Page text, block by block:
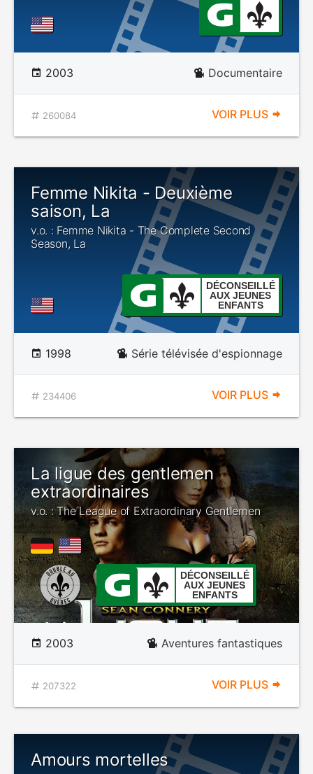
2003 Documentaire
260084 VOIR PLUS
Femme Nikita - Deuxième
saison, La
v.o. : Femme Nikita - The Complete Second
Season, La
DÉCONSEILLÉ
AUX JEUNES
ENFANTS
1998 Série télévisée d'espionnage
234406 VOIR PLUS
La ligue des gentlemen
extraordinaires
v.o. : The League of Extraordinary Gentlemen
DÉCONSEILLÉ
AUX JEUNES
ENFANTS
2003 Aventures fantastiques
207322 VOIR PLUS
Amours mortelles